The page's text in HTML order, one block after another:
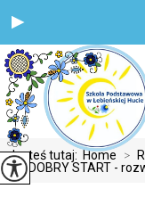
Jesteś tutaj: Home >
>
DOBRY START -